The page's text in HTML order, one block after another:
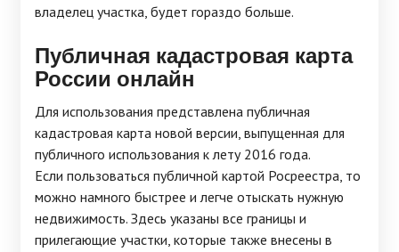
владелец участка, будет гораздо больше.
Публичная кадастровая карта
России онлайн
Для использования представлена публичная
кадастровая карта новой версии, выпущенная для
публичного использования к лету 2016 года.
Если пользоваться публичной картой Росреестра, то
можно намного быстрее и легче отыскать нужную
недвижимость. Здесь указаны все границы и
прилегающие участки, которые также внесены в